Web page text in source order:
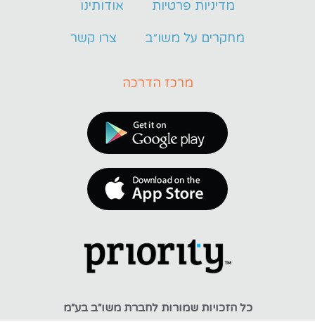
מדיניות פרטיות אודותינו
מחקרים על משו״ב צרו קשר
מרכז הדרכה
כל הזכויות שמורות לחברת משו״ב בע״מ